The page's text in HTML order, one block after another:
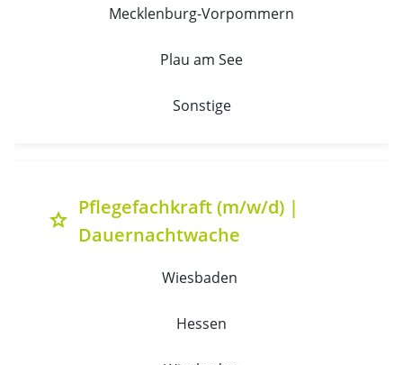
Mecklenburg-Vorpommern
Plau am See
Sonstige
grade
Pflegefachkraft (m/w/d) |
Dauernachtwache
Wiesbaden
Hessen